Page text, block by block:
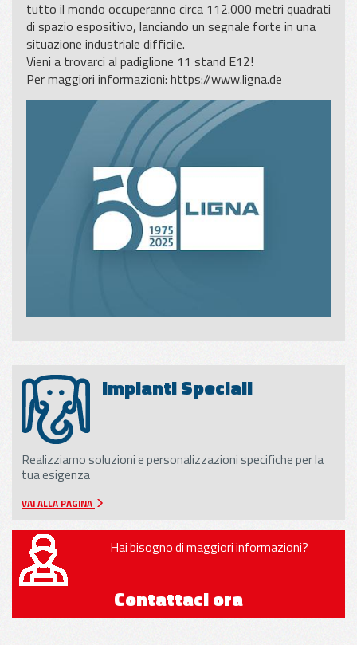
tutto il mondo occuperanno circa 112.000 metri quadrati
di spazio espositivo, lanciando un segnale forte in una
situazione industriale difficile.
Vieni a trovarci al padiglione 11 stand E12!
Per maggiori informazioni: https://www.ligna.de
Impianti Speciali
Realizziamo soluzioni e personalizzazioni specifiche per la
tua esigenza
VAI ALLA PAGINA
Hai bisogno di maggiori informazioni?
Contattaci ora